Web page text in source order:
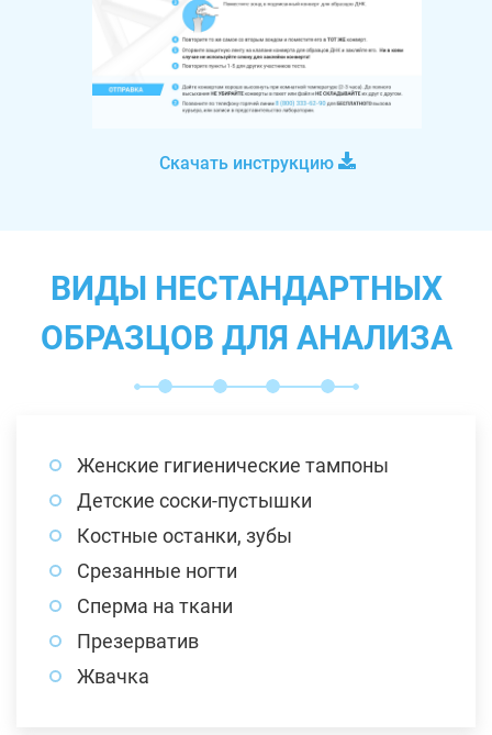
Скачать инструкцию
ВИДЫ НЕСТАНДАРТНЫХ
ОБРАЗЦОВ ДЛЯ АНАЛИЗА
Женские гигиенические тампоны
Детские соски-пустышки
Костные останки, зубы
Срезанные ногти
Сперма на ткани
Презерватив
Жвачка